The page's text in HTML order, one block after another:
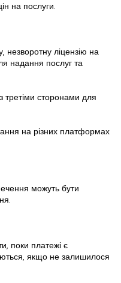
на послуги.
незворотну ліцензію на
надання послуг та
третіми сторонами для
на різних платформах
можуть бути
поки платежі є
якщо не залишилося